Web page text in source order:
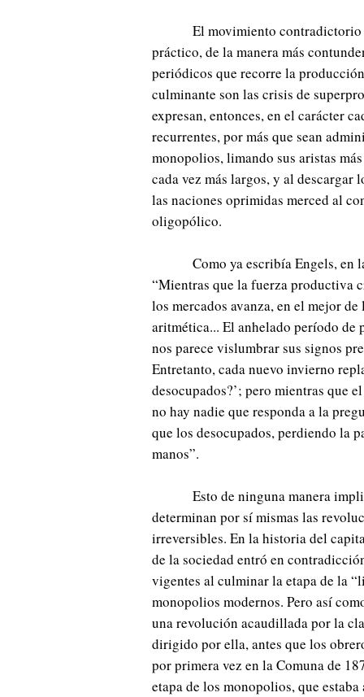
El movimiento contradictorio
práctico, de la manera más
periódicos que recorre la
culminante son las crisis de
expresan, entonces, en el carácter
recurrentes, por más que sean
monopolios, limando sus aristas
cada vez más largos, y al descargar
las naciones oprimidas merced al
oligopólico.
Como ya escribía Engels, en
“Mientras que la fuerza productiva
los mercados avanza, en el mejor
aritmética... El anhelado período de
nos parece vislumbrar sus signos
Entretanto, cada nuevo invierno
desocupados?’; pero mientras que
no hay nadie que responda a la
que los desocupados, perdiendo la
manos”.
Esto de ninguna manera
determinan por sí mismas las
irreversibles. En la historia del
de la sociedad entró en
vigentes al culminar la etapa de la
monopolios modernos. Pero así
una revolución acaudillada por la
dirigido por ella, antes que los
por primera vez en la Comuna de
etapa de los monopolios, que